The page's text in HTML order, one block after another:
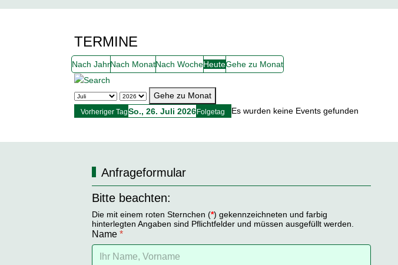
TERMINE
Nach JahrNach MonatNach WocheHeuteGehe zu Monat
Gehe zu Monat
Vorheriger TagSo., 26. Juli 2026 Folgetag Es wurden keine Events gefunden
Anfrageformular
Bitte beachten:
Die mit einem roten Sternchen (*) gekennzeichneten und farbig
hinterlegten Angaben sind Pflichtfelder und müssen ausgefüllt werden.
Name *